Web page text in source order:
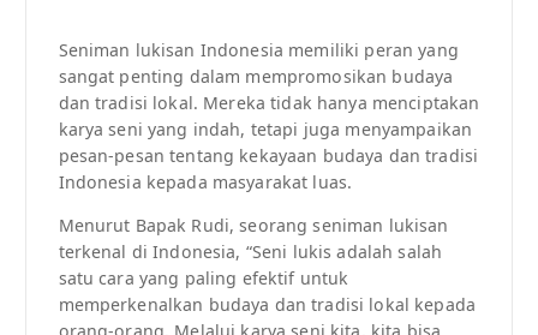
Seniman lukisan Indonesia memiliki peran yang
sangat penting dalam mempromosikan budaya
dan tradisi lokal. Mereka tidak hanya menciptakan
karya seni yang indah, tetapi juga menyampaikan
pesan-pesan tentang kekayaan budaya dan tradisi
Indonesia kepada masyarakat luas.
Menurut Bapak Rudi, seorang seniman lukisan
terkenal di Indonesia, “Seni lukis adalah salah
satu cara yang paling efektif untuk
memperkenalkan budaya dan tradisi lokal kepada